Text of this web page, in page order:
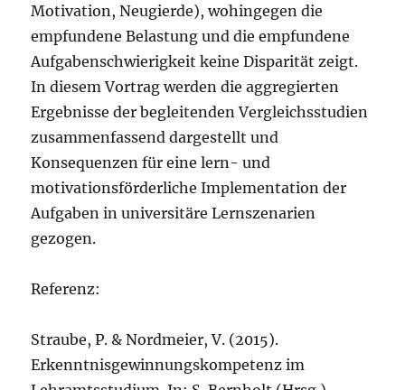
Motivation, Neugierde), wohingegen die
empfundene Belastung und die empfundene
Aufgabenschwierigkeit keine Disparität zeigt.
In diesem Vortrag werden die aggregierten
Ergebnisse der begleitenden Vergleichsstudien
zusammenfassend dargestellt und
Konsequenzen für eine lern- und
motivationsförderliche Implementation der
Aufgaben in universitäre Lernszenarien
gezogen.
Referenz:
Straube, P. & Nordmeier, V. (2015).
Erkenntnisgewinnungskompetenz im